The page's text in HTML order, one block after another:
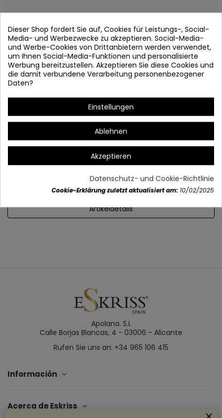
RUNDE BASIS 3 BOHRER 35 CM
BASIS REDONDA 3 TALADROS 35 CM
Material: Stahl
Verfügbare Farben: Schwarz
* Einschließlich Befestigungselemente
Artikeldetails
Apolana. S.L
Calle Borjas Blancas, 4 - 03006 - Alicante
Rufen Sie uns an: +34 965 106 415
Información
Acerca de Eskriss
Dieser Shop fordert Sie auf, Cookies für Leistungs-, Social-
Media- und Werbezwecke zu akzeptieren. Social-Media-
und Werbe-Cookies von Drittanbietern werden verwendet,
um Ihnen Social-Media-Funktionen und personalisierte
Werbung bereitzustellen. Akzeptieren Sie diese Cookies und
die damit verbundene Verarbeitung personenbezogener
Daten?
Einstellungen
Ablehnen
Akzeptieren
Datenschutz- und Cookie-Richtlinie
Cookie-Erklärung zuletzt aktualisiert am: 10/02/2025